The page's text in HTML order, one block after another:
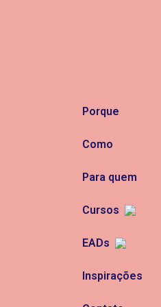
Porque
Como
Para quem
Cursos
EADs
Inspirações